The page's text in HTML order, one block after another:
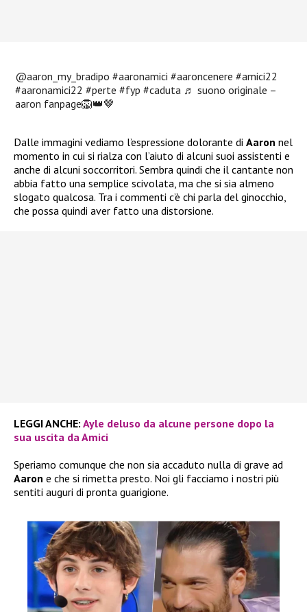
@aaron_my_bradipo #aaronamici #aaroncenere #amici22
#aaronamici22 #perte #fyp #caduta ♬ suono originale –
aaron fanpage🦁👑🤎
Dalle immagini vediamo l’espressione dolorante di Aaron nel
momento in cui si rialza con l’aiuto di alcuni suoi assistenti e
anche di alcuni soccorritori. Sembra quindi che il cantante non
abbia fatto una semplice scivolata, ma che si sia almeno
slogato qualcosa. Tra i commenti c’è chi parla del ginocchio,
che possa quindi aver fatto una distorsione.
LEGGI ANCHE: Ayle deluso da alcune persone dopo la
sua uscita da Amici
Speriamo comunque che non sia accaduto nulla di grave ad
Aaron e che si rimetta presto. Noi gli facciamo i nostri più
sentiti auguri di pronta guarigione.